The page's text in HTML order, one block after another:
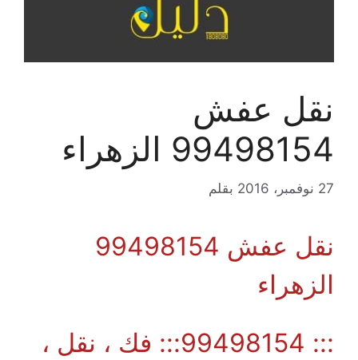
نقل عفش
99498154 الزهراء
27 نوفمبر، 2016 بقلم
نقل عفش 99498154
الزهراء
::: 99498154::: فك ، نقل ،